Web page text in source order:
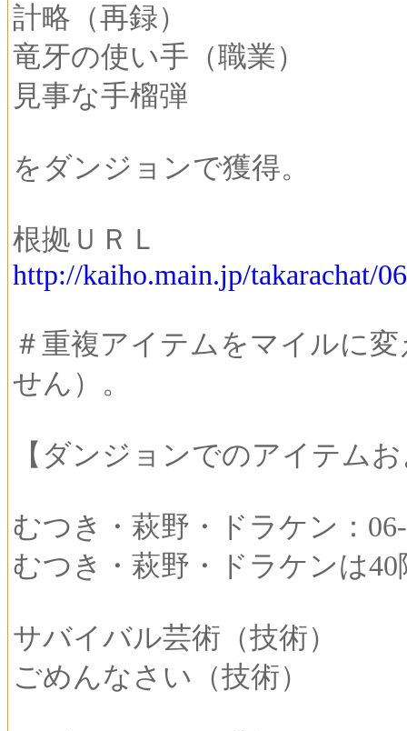
計略（再録）
竜牙の使い手（職業）
見事な手榴弾
をダンジョンで獲得。
根拠ＵＲＬ
http://kaiho.main.jp/takarachat/
＃重複アイテムをマイルに
せん）。
【ダンジョンでのアイテム
むつき・萩野・ドラケン：06-
むつき・萩野・ドラケンは
サバイバル芸術（技術）
ごめんなさい（技術）